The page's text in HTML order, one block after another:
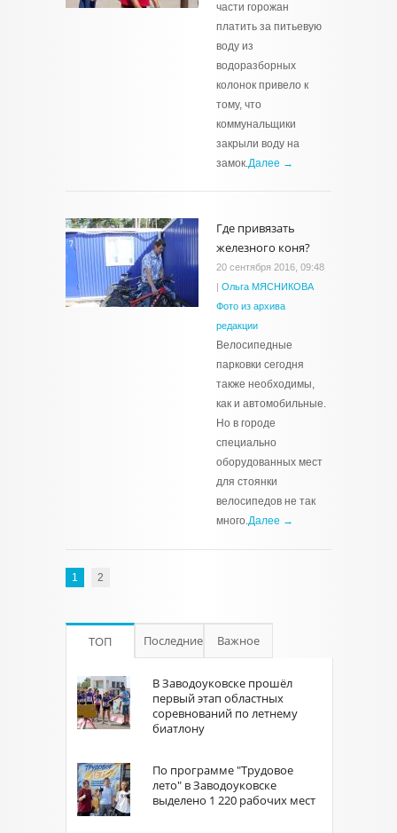
части горожан
платить за питьевую
воду из
водоразборных
колонок привело к
тому, что
коммунальщики
закрыли воду на
замок.Далее →
Где привязать
железного коня?
20 сентября 2016, 09:48
| Ольга МЯСНИКОВА
Фото из архива
редакции
Велосипедные
парковки сегодня
также необходимы,
как и автомобильные.
Но в городе
специально
оборудованных мест
для стоянки
велосипедов не так
много.Далее →
1 2
ТОП Последние Важное
В Заводоуковске прошёл
первый этап областных
соревнований по летнему
биатлону
По программе "Трудовое
лето" в Заводоуковске
выделено 1 220 рабочих мест